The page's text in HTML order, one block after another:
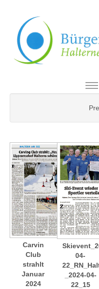
Carvin
Club
strahlt
Januar
2024
04-
_2024-04-
22_15